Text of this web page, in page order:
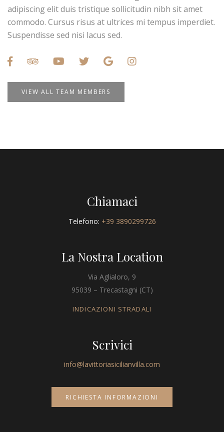
adipiscing elit duis tristique sollicitudin nibh sit amet
commodo. Cursus risus at ultrices mi tempus imperdiet.
Suspendisse sed nisi lacus sed.
VIEW ALL TEAM MEMBERS
Chiamaci
Telefono: +39 3890299726
La Nostra Location
Via Aglialoro, 9
95039 – Trecastagni (CT)
INDICAZIONI STRADALI
Scrivici
info@lavittoriasicilianvilla.com
RICHIESTA INFORMAZIONI